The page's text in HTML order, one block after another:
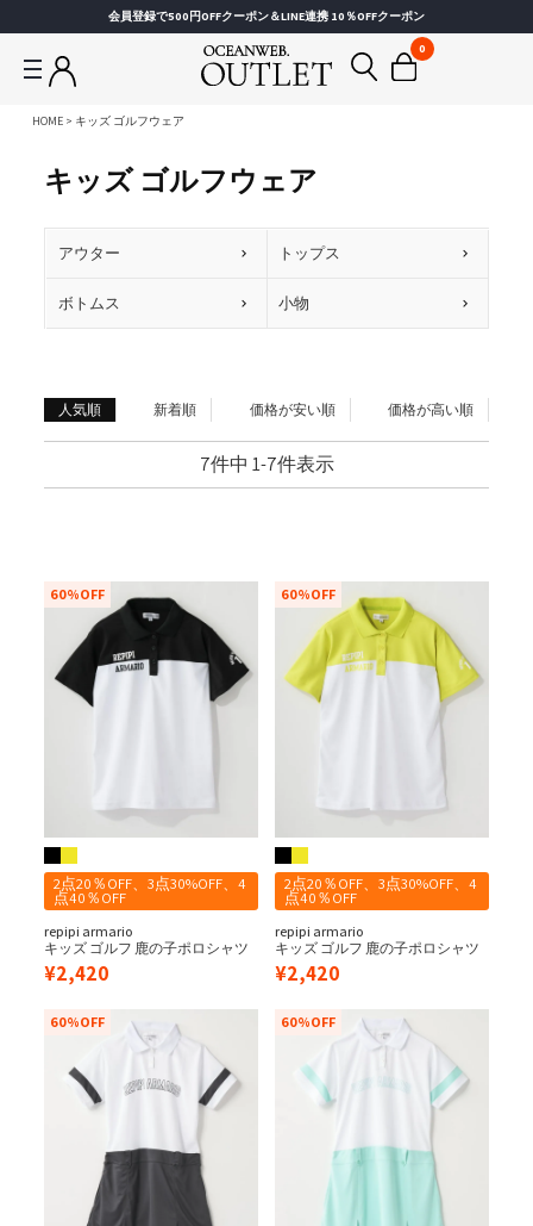
会員登録で500円OFFクーポン＆LINE連携 10％OFFクーポン
0
HOME キッズ ゴルフウェア
キッズ ゴルフウェア
アウター トップス
ボトムス 小物
人気順 新着順 価格が安い順 価格が高い順
7件中 1-7件表示
2点20％OFF、3点30%OFF、4
点40％OFF
repipi armario
キッズ ゴルフ 鹿の子ポロシャツ
60%OFF
¥2,420
2点20％OFF、3点30%OFF、4
点40％OFF
repipi armario
キッズ ゴルフ 鹿の子ポロシャツ
60%OFF
¥2,420
60%OFF 60%OFF